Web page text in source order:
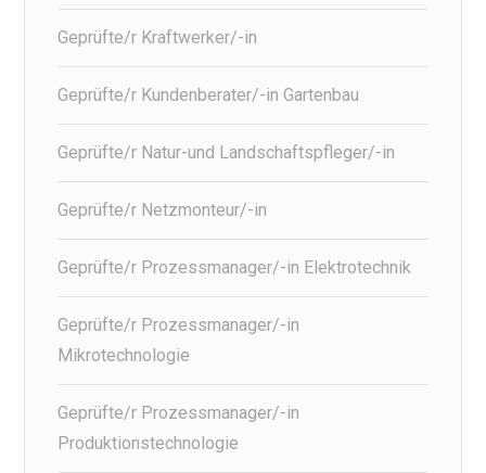
Geprüfte/r Kraftwerker/-in
Geprüfte/r Kundenberater/-in Gartenbau
Geprüfte/r Natur-und Landschaftspfleger/-in
Geprüfte/r Netzmonteur/-in
Geprüfte/r Prozessmanager/-in Elektrotechnik
Geprüfte/r Prozessmanager/-in
Mikrotechnologie
Geprüfte/r Prozessmanager/-in
Produktionstechnologie